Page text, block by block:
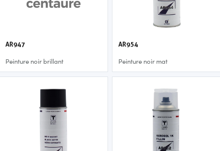
AR947
Peinture noir brillant
AR954
Peinture noir mat